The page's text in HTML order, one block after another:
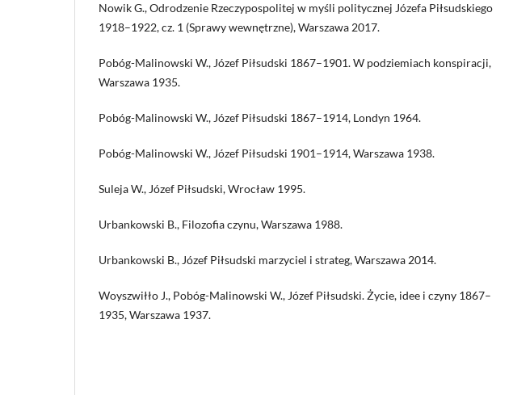
Nowik G., Odrodzenie Rzeczypospolitej w myśli politycznej Józefa Piłsudskiego
1918–1922, cz. 1 (Sprawy wewnętrzne), Warszawa 2017.
Pobóg-Malinowski W., Józef Piłsudski 1867–1901. W podziemiach konspiracji,
Warszawa 1935.
Pobóg-Malinowski W., Józef Piłsudski 1867–1914, Londyn 1964.
Pobóg-Malinowski W., Józef Piłsudski 1901–1914, Warszawa 1938.
Suleja W., Józef Piłsudski, Wrocław 1995.
Urbankowski B., Filozofia czynu, Warszawa 1988.
Urbankowski B., Józef Piłsudski marzyciel i strateg, Warszawa 2014.
Woyszwiłło J., Pobóg-Malinowski W., Józef Piłsudski. Życie, idee i czyny 1867–
1935, Warszawa 1937.